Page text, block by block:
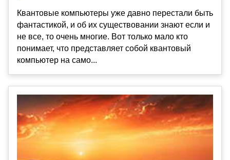
Квантовые компьютеры уже давно перестали быть
фантастикой, и об их существовании знают если и
не все, то очень многие. Вот только мало кто
понимает, что представляет собой квантовый
компьютер на само...